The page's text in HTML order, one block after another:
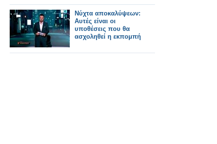
Νύχτα αποκαλύψεων:
Αυτές είναι οι
υποθέσεις που θα
ασχοληθεί η εκπομπή